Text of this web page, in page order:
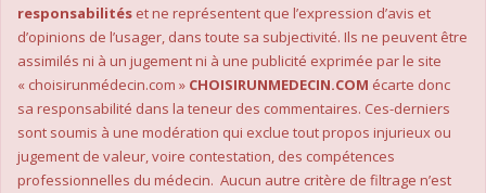
responsabilités et ne représentent que l’expression d’avis et
d’opinions de l’usager, dans toute sa subjectivité. Ils ne peuvent être
assimilés ni à un jugement ni à une publicité exprimée par le site
« choisirunmédecin.com » CHOISIRUNMEDECIN.COM écarte donc
sa responsabilité dans la teneur des commentaires. Ces-derniers
sont soumis à une modération qui exclue tout propos injurieux ou
jugement de valeur, voire contestation, des compétences
professionnelles du médecin. Aucun autre critère de filtrage n’est